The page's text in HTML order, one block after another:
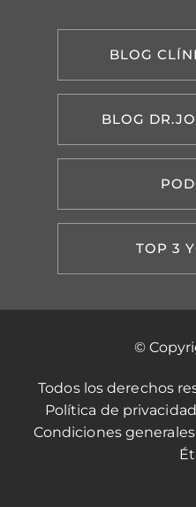
BLOG
BLOG
TOP 3
©
Todos los derechos
Política de privacidad
Condiciones